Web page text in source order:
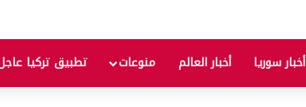
أخبار سوريا أخبار العالم منوعات تطبيق تركيا